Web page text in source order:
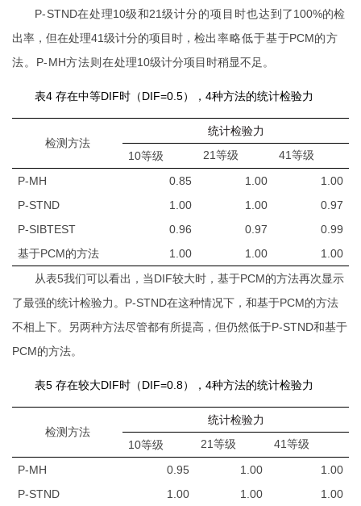
P-STND在处理10级和21级计分的项目时也达到了100%的检
出率，但在处理41级计分的项目时， 检出率略低于基于PCM的方
法。 P-MH方法则在处理10级计分项目时稍显不足 。
表4 存在中等DIF时（DIF=0.5），4种方法的统计检验力
检测方法
统计检验力
10等级
21等级
41等级
P-MH
0.85 1.00
1.00
P-STND
1.00 1.00
0.97
P-SIBTEST
0.96 0.97
0.99
基于PCM的方法
1.00 1.00
1.00
从表5我们可以看出，当DIF较大时，基于PCM的方法再次显示
了最强的统计检验力。 P-STND在这种情况下，和基于PCM的方法
不相上下。另两种方法尽管都有所提高，但仍然低于P-STND和基于
PCM的方法。
表5 存在较大DIF时（DIF=0.8），4种方法的统计检验力
检测方法
统计检验力
10等级
21等级
41等级
P-MH
0.95 1.00
1.00
P-STND
1.00 1.00 1.00